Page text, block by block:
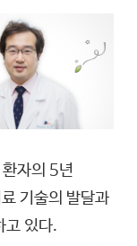
자의 5년
기술의 발달과
고 있다.